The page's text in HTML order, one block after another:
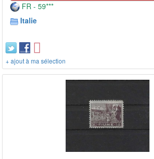
FR - 59***
Italie
+ ajout à ma sélection